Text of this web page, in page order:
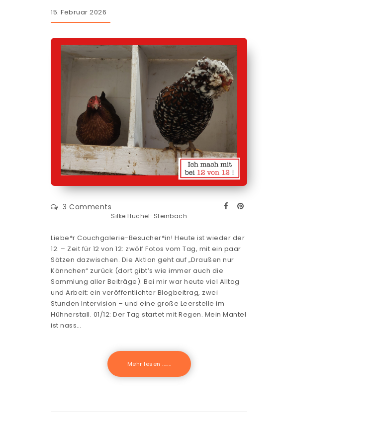
15. Februar 2026
Silke Hüchel-Steinbach
3 Comments
Liebe*r Couchgalerie-Besucher*in! Heute ist wieder der
12. – Zeit für 12 von 12: zwölf Fotos vom Tag, mit ein paar
Sätzen dazwischen. Die Aktion geht auf „Draußen nur
Kännchen“ zurück (dort gibt’s wie immer auch die
Sammlung aller Beiträge). Bei mir war heute viel Alltag
und Arbeit: ein veröffentlichter Blogbeitrag, zwei
Stunden Intervision – und eine große Leerstelle im
Hühnerstall. 01/12: Der Tag startet mit Regen. Mein Mantel
ist nass…
Mehr lesen .......